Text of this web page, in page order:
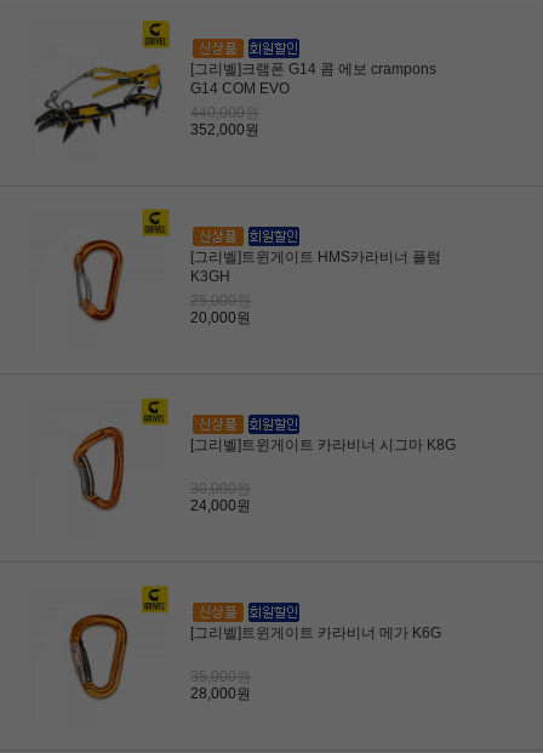
[그리벨]크램폰 G14 콤 에보 crampons
G14 COM EVO
440,000원
352,000원
[그리벨]트윈게이트 HMS카라비너 플럼
K3GH
25,000원
20,000원
[그리벨]트윈게이트 카라비너 시그마 K8G
30,000원
24,000원
[그리벨]트윈게이트 카라비너 메가 K6G
35,000원
28,000원